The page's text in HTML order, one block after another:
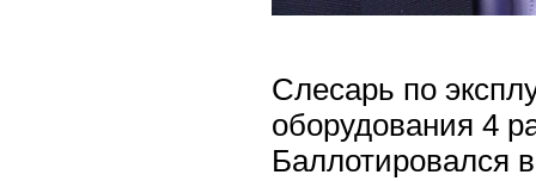
Слесарь по
оборудования 4
Баллотировался